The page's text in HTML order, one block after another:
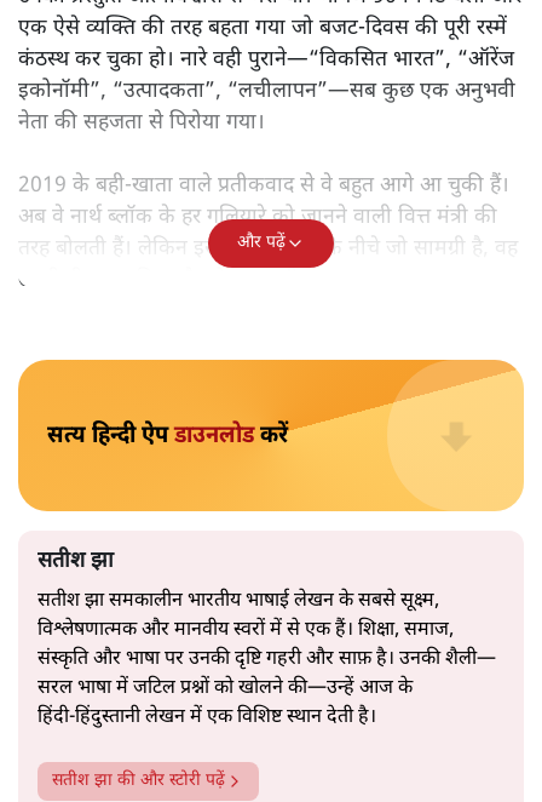
उनकी प्रस्तुति आत्मविश्वास से भरी थी। भाषण 90 मिनट चला और
एक ऐसे व्यक्ति की तरह बहता गया जो बजट‑दिवस की पूरी रस्में
कंठस्थ कर चुका हो। नारे वही पुराने—“विकसित भारत”, “ऑरेंज
इकोनॉमी”, “उत्पादकता”, “लचीलापन”—सब कुछ एक अनुभवी
नेता की सहजता से पिरोया गया।
2019 के बही‑खाता वाले प्रतीकवाद से वे बहुत आगे आ चुकी हैं।
अब वे नार्थ ब्लॉक के हर गलियारे को जानने वाली वित्त मंत्री की
सतीश झा
सतीश झा समकालीन भारतीय भाषाई लेखन के सबसे सूक्ष्म,
विश्लेषणात्मक और मानवीय स्वरों में से एक हैं। शिक्षा, समाज,
संस्कृति और भाषा पर उनकी दृष्टि गहरी और साफ़ है। उनकी शैली—
हिंदी‑हिंदुस्तानी लेखन में एक विशिष्ट स्थान देती है।